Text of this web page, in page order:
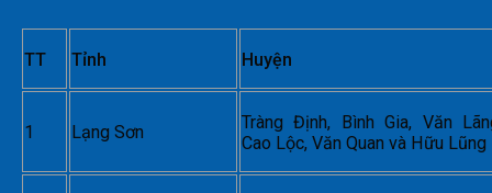
TT Tỉnh Huyện
1 Lạng Sơn
Tràng Định, Bình Gia, Văn
Cao Lộc, Văn Quan và Hữu Lũng